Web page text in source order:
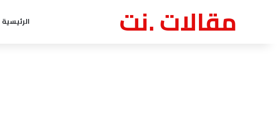
مقالات .نت الرئيسية